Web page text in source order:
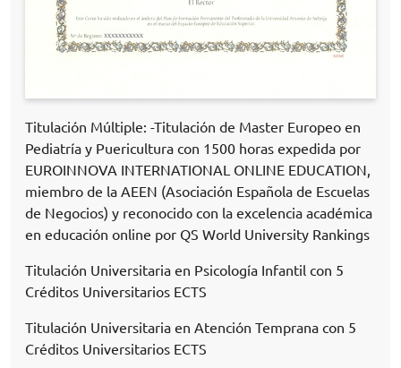
Titulación Múltiple: -Titulación de Master Europeo en
Pediatría y Puericultura con 1500 horas expedida por
EUROINNOVA INTERNATIONAL ONLINE EDUCATION,
miembro de la AEEN (Asociación Española de Escuelas
de Negocios) y reconocido con la excelencia académica
en educación online por QS World University Rankings
Titulación Universitaria en Psicología Infantil con 5
Créditos Universitarios ECTS
Titulación Universitaria en Atención Temprana con 5
Créditos Universitarios ECTS